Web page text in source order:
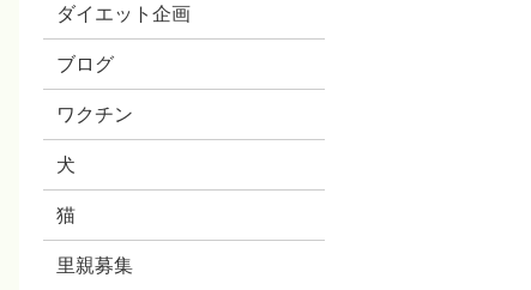
ダイエット企画
ブログ
ワクチン
犬
猫
里親募集